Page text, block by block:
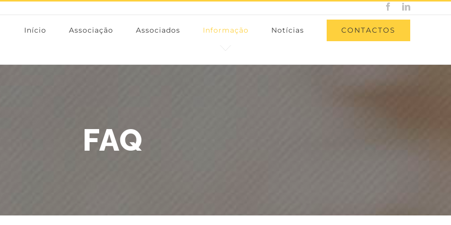
FacebookLinkedIn
Início Associação Associados Informação Notícias CONTACTOS
FAQ